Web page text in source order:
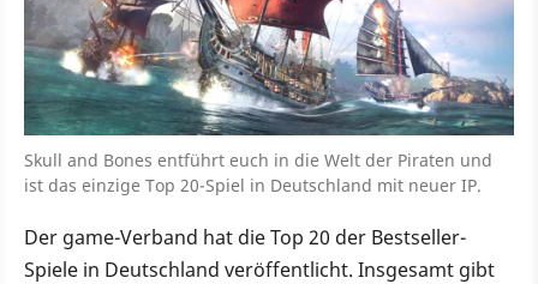
Skull and Bones entführt euch in die Welt der Piraten und
ist das einzige Top 20-Spiel in Deutschland mit neuer IP.
Der game-Verband hat die Top 20 der Bestseller-
Spiele in Deutschland veröffentlicht. Insgesamt gibt